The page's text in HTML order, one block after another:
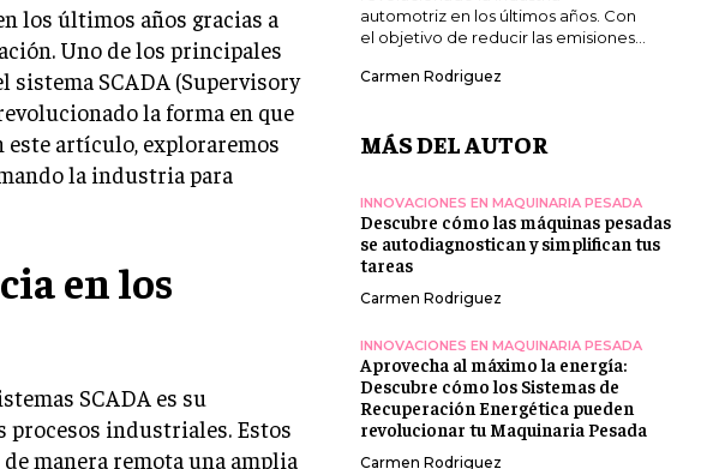
los últimos años gracias a
Uno de los principales
sistema SCADA (Supervisory
la forma en que
este artículo, exploraremos
la industria para
en los
SCADA es su
procesos industriales. Estos
manera remota una amplia
automotriz en los últimos años. Con
el objetivo de reducir las emisiones...
Carmen Rodriguez
MÁS DEL AUTOR
INNOVACIONES EN MAQUINARIA PESADA
Descubre cómo las máquinas pesadas
se autodiagnostican y simplifican tus
tareas
Carmen Rodriguez
INNOVACIONES EN MAQUINARIA PESADA
Aprovecha al máximo la energía:
Descubre cómo los Sistemas de
Recuperación Energética pueden
revolucionar tu Maquinaria Pesada
Carmen Rodriguez